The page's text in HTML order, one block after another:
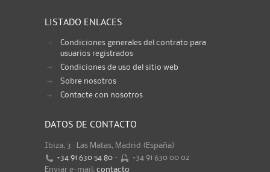
LISTADO ENLACES
Condiciones generales del contrato para
usuarios registrados
Condiciones de uso del sitio web
Sobre nosotros
Contacte con nosotros
DATOS DE CONTACTO
Ibiza, 3 · Las Matas, Madrid (España)
+34 91 630 54 80 -
+34 91 630 00 02
Enviar e-mail: contacto